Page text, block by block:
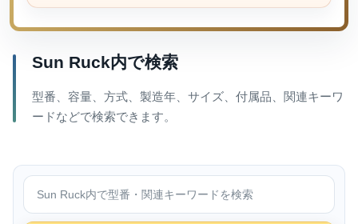
Sun Ruck内で検索
型番、容量、方式、製造年、サイズ、付属品、関連キーワ
ードなどで検索できます。
Sun Ruck内で検索